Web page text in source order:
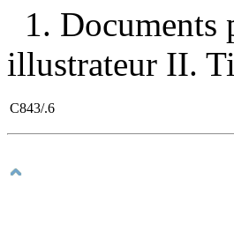
1. Documents
illustrateur II.
C843/.6